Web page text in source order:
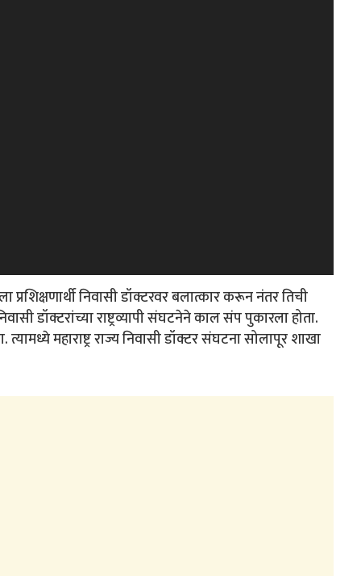
निवासी डॉक्टरवर बलात्कार करून नंतर तिची
डॉक्टरांच्या राष्ट्रव्यापी संघटनेने काल संप पुकारला होता.
महाराष्ट्र राज्य निवासी डॉक्टर संघटना सोलापूर शाखा